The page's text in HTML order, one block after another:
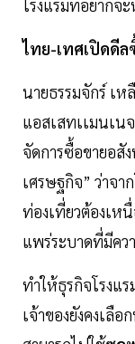
โรงแรมที่อยากจ
ไทย-เทศเปิดดีล
นายธรรมจักร์ เห
แอสเสทเเมนเน
จัดการซื้อขายอสั
เศรษฐกิจ” ว่าจ
ท่องเที่ยวต้องเ
แพร่ระบาดที่มีค
ทำให้ธุรกิจโรงแ
เจ้าของยังคงเลื